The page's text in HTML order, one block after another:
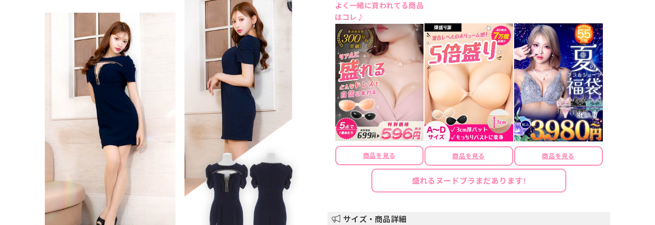
よく一緒に買われてる商品
はコレ♪
商品を見る 商品を見る 商品を見る
盛れるヌードブラまだあります!
サイズ・商品詳細